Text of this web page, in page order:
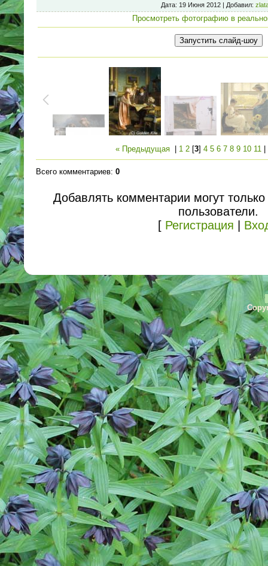
Дата: 19 Июня 2012 | Добавил:
Просмотреть фотографию в
« Предыдущая 1 2 [3] 4 5 6 7 8 9 10 11
Всего комментариев: 0
Добавлять комментарии могут
пользователи.
[ Регистрация